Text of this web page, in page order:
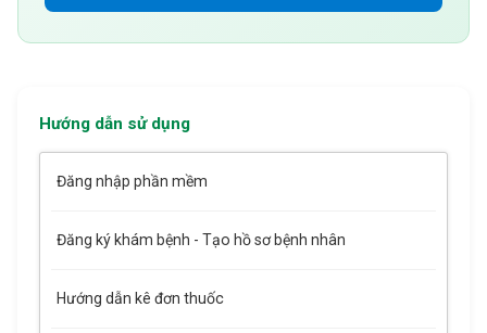
Hướng dẫn sử dụng
Đăng nhập phần mềm
Đăng ký khám bệnh - Tạo hồ sơ bệnh nhân
Hướng dẫn kê đơn thuốc